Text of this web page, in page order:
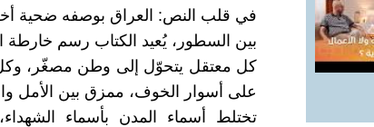
في قلب النص: العراق بوصفه ضحية
بين السطور، يُعيد الكتاب رسم
كل معتقل يتحوّل إلى وطن مصغّر،
على أسوار الخوف، ممزق بين الأمل
تختلط أسماء المدن بأسماء